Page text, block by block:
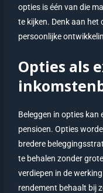
opties is één van die
te kijken. Denk aan het
persoonlijke
Opties als
Beleggen in opties kan
pensioen. Opties
bredere
te behalen zonder
verdiepen in de
rendement behaalt bij